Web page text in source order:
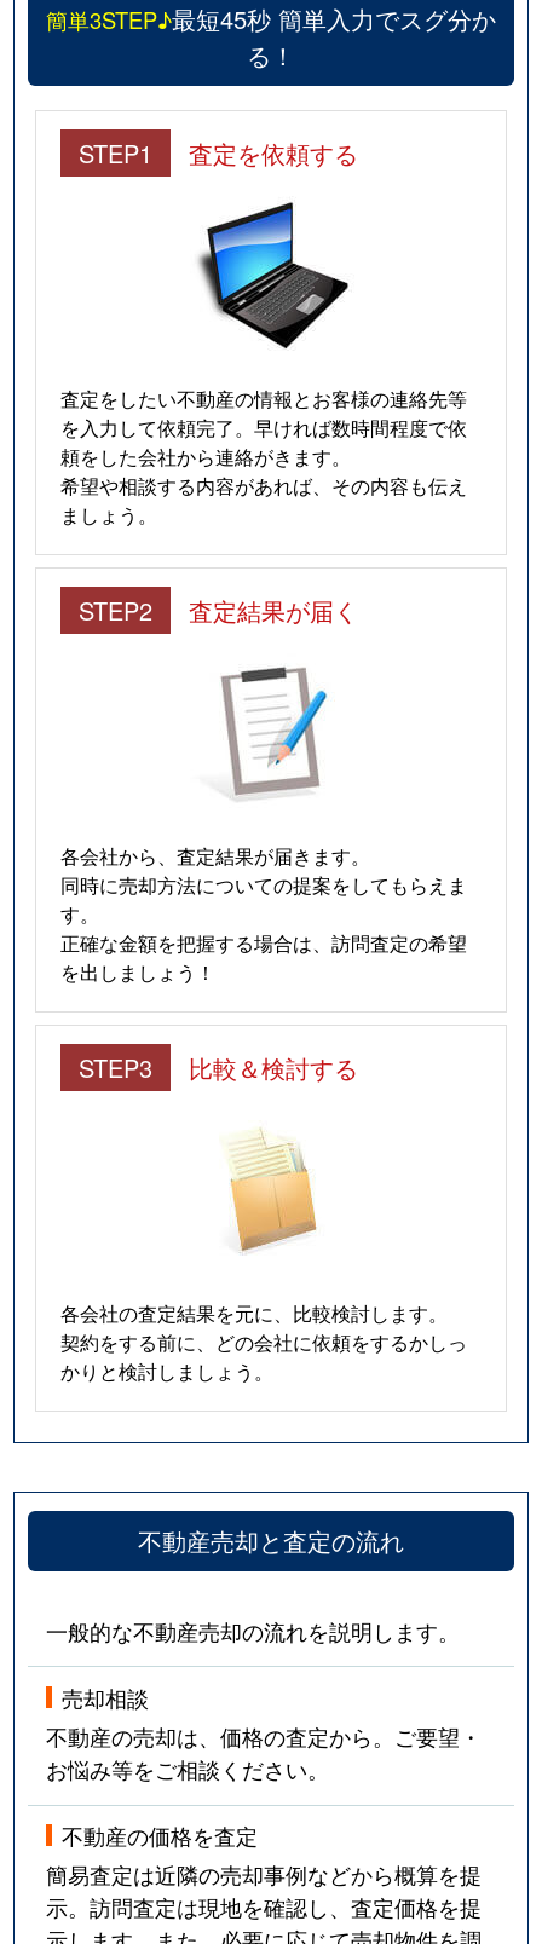
簡単3STEP♪最短45秒 簡単入力でスグ分か
る！
STEP1 査定を依頼する
査定をしたい不動産の情報とお客様の連絡先等
を入力して依頼完了。早ければ数時間程度で依
頼をした会社から連絡がきます。
希望や相談する内容があれば、その内容も伝え
ましょう。
STEP2 査定結果が届く
各会社から、査定結果が届きます。
同時に売却方法についての提案をしてもらえま
す。
正確な金額を把握する場合は、訪問査定の希望
を出しましょう！
STEP3 比較＆検討する
各会社の査定結果を元に、比較検討します。
契約をする前に、どの会社に依頼をするかしっ
かりと検討しましょう。
不動産売却と査定の流れ
一般的な不動産売却の流れを説明します。
売却相談
不動産の売却は、価格の査定から。ご要望・
お悩み等をご相談ください。
不動産の価格を査定
簡易査定は近隣の売却事例などから概算を提
示。訪問査定は現地を確認し、査定価格を提